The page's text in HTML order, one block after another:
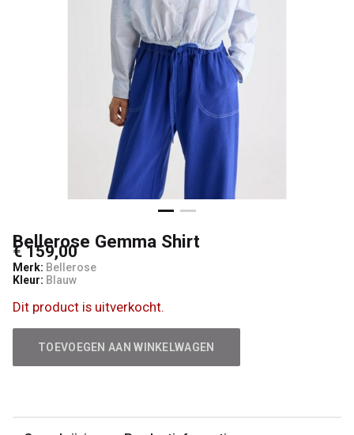
Bellerose Gemma Shirt
€ 159,00
Merk: Bellerose
Kleur: Blauw
Dit product is uitverkocht.
TOEVOEGEN AAN WINKELWAGEN